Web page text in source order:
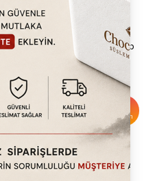
Chocoworld Lime (Lime) Şurup
İndirim
289.20
300.00
Sepete Ekle